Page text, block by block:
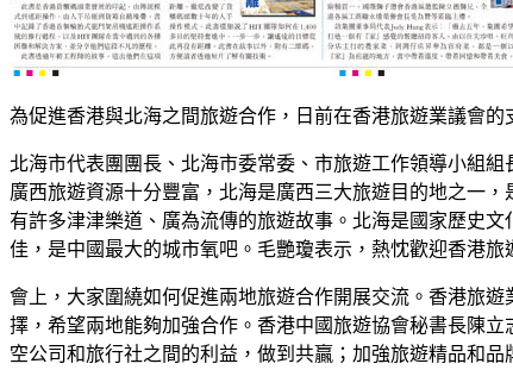
為促進香港與北海之間旅遊合作，日前在香港旅遊業議會
北海市代表團團長、北海市委常委、市旅遊工作領導小組
廣西旅遊資源十分豐富，北海是廣西三大旅遊目的地之一
有許多津津樂道、廣為流傳的旅遊故事。北海是國家歷史
佳，是中國最大的城市氧吧。毛艷瓊表示，熱忱歡迎香港
會上，大家圍繞如何促進兩地旅遊合作開展交流。香港旅
擇，希望兩地能夠加強合作。香港中國旅遊協會秘書長陳
空公司和旅行社之間的利益，做到共贏；加強旅遊精品和